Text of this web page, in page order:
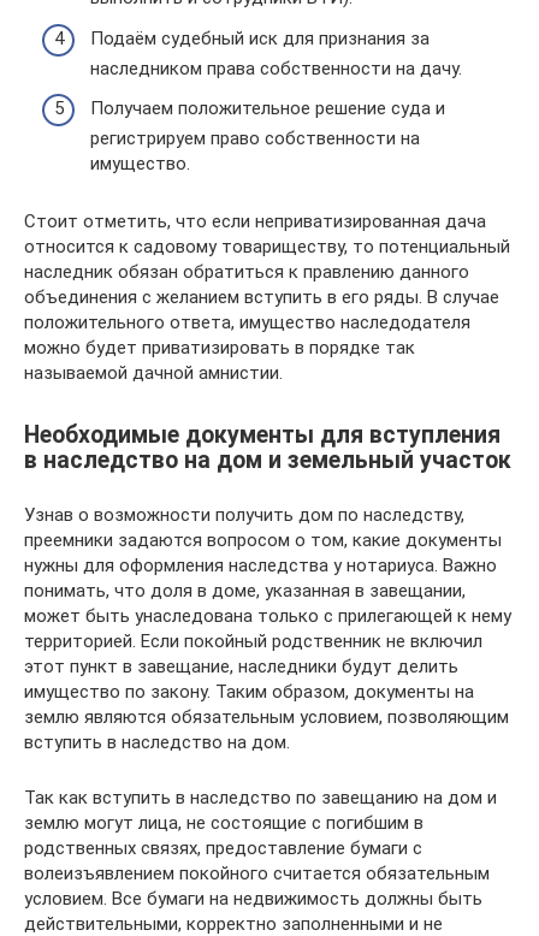
Подаём судебный иск для признания за
наследником права собственности на дачу.
Получаем положительное решение суда и
регистрируем право собственности на
имущество.
Стоит отметить, что если неприватизированная дача
относится к садовому товариществу, то потенциальный
наследник обязан обратиться к правлению данного
объединения с желанием вступить в его ряды. В случае
положительного ответа, имущество наследодателя
можно будет приватизировать в порядке так
называемой дачной амнистии.
Необходимые документы для вступления
в наследство на дом и земельный участок
Узнав о возможности получить дом по наследству,
преемники задаются вопросом о том, какие документы
нужны для оформления наследства у нотариуса. Важно
понимать, что доля в доме, указанная в завещании,
может быть унаследована только с прилегающей к нему
территорией. Если покойный родственник не включил
этот пункт в завещание, наследники будут делить
имущество по закону. Таким образом, документы на
землю являются обязательным условием, позволяющим
вступить в наследство на дом.
Так как вступить в наследство по завещанию на дом и
землю могут лица, не состоящие с погибшим в
родственных связях, предоставление бумаги с
волеизъявлением покойного считается обязательным
условием. Все бумаги на недвижимость должны быть
действительными, корректно заполненными и не